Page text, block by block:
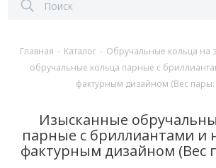
Главная - Каталог - Обручальные кольца на
обручальные кольца парные с
фактурным дизайном (Вес пары:
Изысканные
парные с бриллиантами
фактурным дизайном (Вес